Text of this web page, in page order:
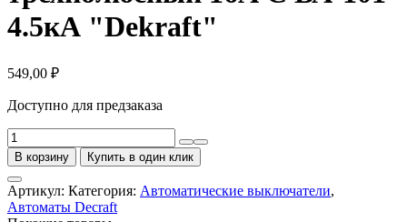
4.5кА "Dekraft"
549,00 ₽
Доступно для предзаказа
Количество
товара
Выключатель
автоматический
трехполюсный
16А
В корзину Купить в один клик
Артикул: Категория: Автоматические выключатели,
Автоматы Decraft